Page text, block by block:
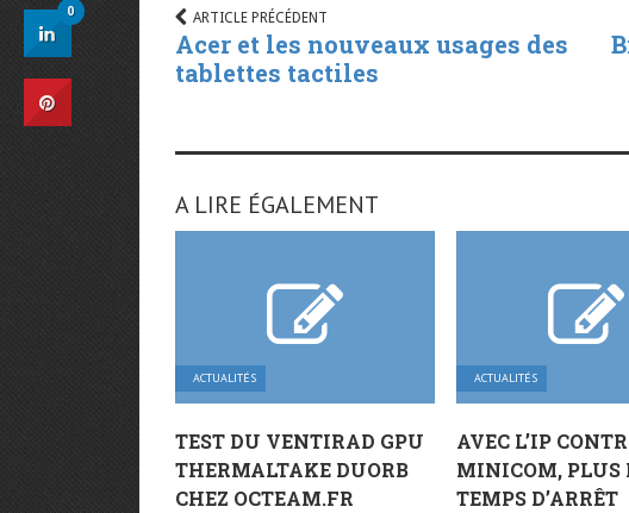
ARTICLE PRÉCÉDENT
Acer et les nouveaux usages des
tablettes tactiles
A LIRE ÉGALEMENT
ACTUALITÉS
TEST DU VENTIRAD GPU
THERMALTAKE DUORB
CHEZ OCTEAM.FR
ACTUALITÉS
AVEC L’IP
MINICOM, PLUS
TEMPS D’ARRÊT
0